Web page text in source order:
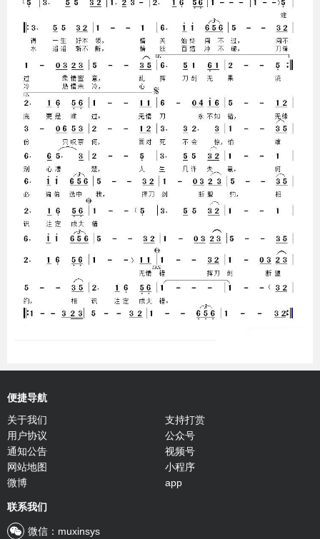
便捷导航
关于我们
用户协议
通知公告
网站地图
微博
支持打赏
公众号
视频号
小程序
app
联系我们
微信：muxinsys